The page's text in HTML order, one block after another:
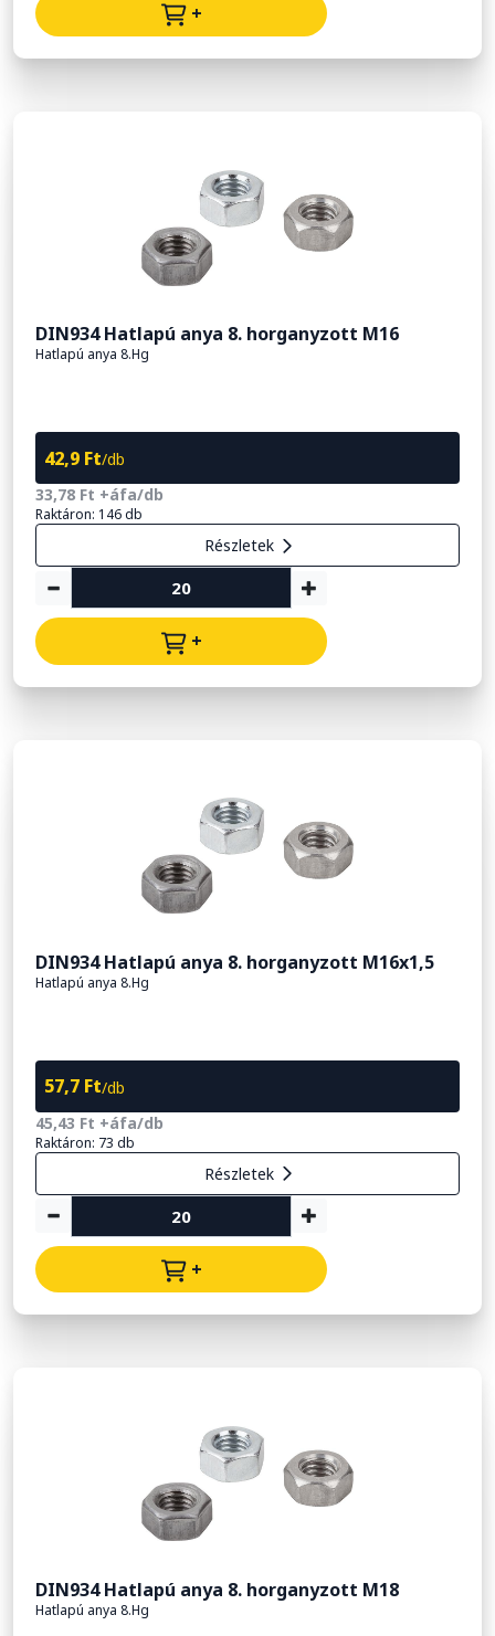
+
DIN934 Hatlapú anya 8. horganyzott M16
Hatlapú anya 8.Hg
42,9 Ft/db
33,78 Ft +áfa/db
Raktáron: 146 db
Részletek
+
DIN934 Hatlapú anya 8. horganyzott M16x1,5
Hatlapú anya 8.Hg
57,7 Ft/db
45,43 Ft +áfa/db
Raktáron: 73 db
Részletek
+
DIN934 Hatlapú anya 8. horganyzott M18
Hatlapú anya 8.Hg